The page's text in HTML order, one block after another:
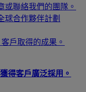
或聯絡我們的團隊。
球合作夥伴計劃
客戶取得的成果。
得客戶廣泛採用。